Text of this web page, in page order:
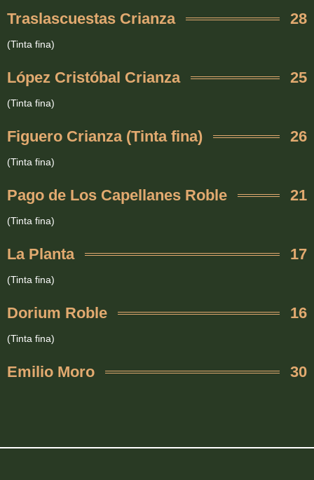
Traslascuestas Crianza 28
(Tinta fina)
López Cristóbal Crianza 25
(Tinta fina)
Figuero Crianza (Tinta fina) 26
(Tinta fina)
Pago de Los Capellanes Roble 21
(Tinta fina)
La Planta 17
(Tinta fina)
Dorium Roble 16
(Tinta fina)
Emilio Moro 30